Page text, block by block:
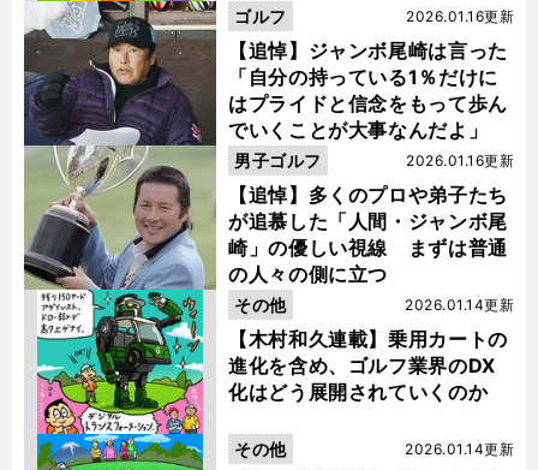
【追悼】ジャンボ尾崎は言った
「自分の持っている1％だけに
はプライドと信念をもって歩ん
でいくことが大事なんだよ」
2026.01.16更新
ゴルフ
【追悼】多くのプロや弟子たち
が追慕した「人間・ジャンボ尾
崎」の優しい視線 まずは普通
の人々の側に立つ
2026.01.16更新
男子ゴルフ
【木村和久連載】乗用カートの
進化を含め、ゴルフ業界のDX
化はどう展開されていくのか
2026.01.14更新
その他
2026.01.14更新
その他